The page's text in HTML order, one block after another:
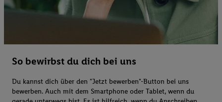
So bewirbst du dich bei uns
Du kannst dich über den "Jetzt bewerben"-Button bei uns
bewerben. Auch mit dem Smartphone oder Tablet, wenn du